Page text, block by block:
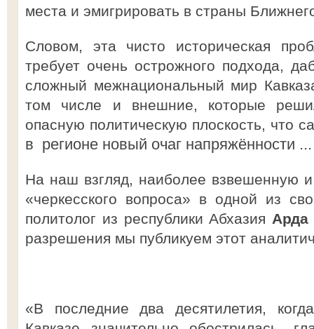
места и эмигрировать в страны
Словом, эта чисто историческая
требует очень острожного подхода,
сложный межнациональный мир
том числе и внешние, которые
опасную политическую плоскость, что
в регионе новый очаг напряжённости ...
На наш взгляд, наиболее взвешенную
«черкесского вопроса» в одной из
политолог из республики Абхазия Арда
разрешения мы публикуем этот
«В последние два десятилетия,